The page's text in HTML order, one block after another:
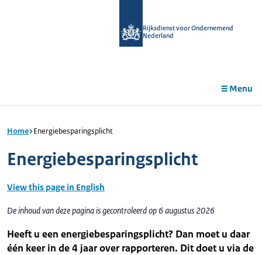
Rijksdienst voor Ondernemend
Nederland
Menu
Home Energiebesparingsplicht
Energiebesparingsplicht
View this page in English
De inhoud van deze pagina is gecontroleerd op 6 augustus 2026
Heeft u een energiebesparingsplicht? Dan moet u daar
één keer in de 4 jaar over rapporteren. Dit doet u via de